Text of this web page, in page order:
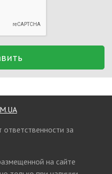
за
на сайте